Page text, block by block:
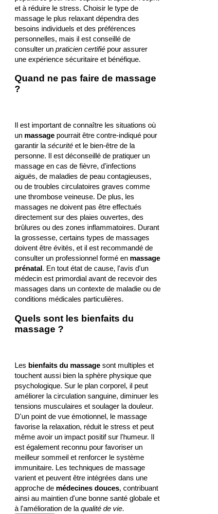
et à réduire le stress. Choisir le type de
massage le plus relaxant dépendra des
besoins individuels et des préférences
personnelles, mais il est conseillé de
consulter un praticien certifiépour assurer
une expérience sécuritaire et bénéfique.
Quand ne pas faire de massage
?
Il est important de connaître les situations où
un massagepourrait être contre-indiqué pour
garantir la sécuritéet le bien-être de la
personne. Il est déconseillé de pratiquer un
massage en cas de fièvre, d'infections
aiguës, de maladies de peau contagieuses,
ou de troubles circulatoires graves comme
une thrombose veineuse. De plus, les
massages ne doivent pas être effectués
directement sur des plaies ouvertes, des
brûlures ou des zones inflammatoires. Durant
la grossesse, certains types de massages
doivent être évités, et il est recommandé de
consulter un professionnel formé en massage
prénatal. En tout état de cause, l'avis d'un
médecin est primordial avant de recevoir des
massages dans un contexte de maladie ou de
conditions médicales particulières.
Quels sont les bienfaits du
massage ?
Les bienfaits du massagesont multiples et
touchent aussi bien la sphère physique que
psychologique. Sur le plan corporel, il peut
améliorer la circulation sanguine, diminuer les
tensions musculaires et soulager la douleur.
D'un point de vue émotionnel, le massage
favorise la relaxation, réduit le stress et peut
même avoir un impact positif sur l'humeur. Il
est également reconnu pour favoriser un
meilleur sommeil et renforcer le système
immunitaire. Les techniques de massage
varient et peuvent être intégrées dans une
approche de médecines douces, contribuant
ainsi au maintien d'une bonne santé globale et
à l'amélioration de la qualité de vie.